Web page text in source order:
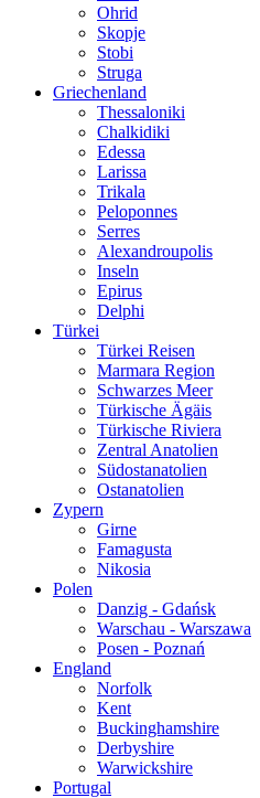
Ohrid
Skopje
Stobi
Struga
Griechenland
Thessaloniki
Chalkidiki
Edessa
Larissa
Trikala
Peloponnes
Serres
Alexandroupolis
Inseln
Epirus
Delphi
Türkei
Türkei Reisen
Marmara Region
Schwarzes Meer
Türkische Ägäis
Türkische Riviera
Zentral Anatolien
Südostanatolien
Ostanatolien
Zypern
Girne
Famagusta
Nikosia
Polen
Danzig - Gdańsk
Warschau - Warszawa
Posen - Poznań
England
Norfolk
Kent
Buckinghamshire
Derbyshire
Warwickshire
Portugal